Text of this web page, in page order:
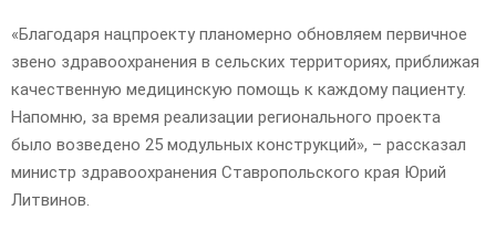
«Благодаря нацпроекту планомерно обновляем первичное
звено здравоохранения в сельских территориях, приближая
качественную медицинскую помощь к каждому пациенту.
Напомню, за время реализации регионального проекта
было возведено 25 модульных конструкций», – рассказал
министр здравоохранения Ставропольского края Юрий
Литвинов.